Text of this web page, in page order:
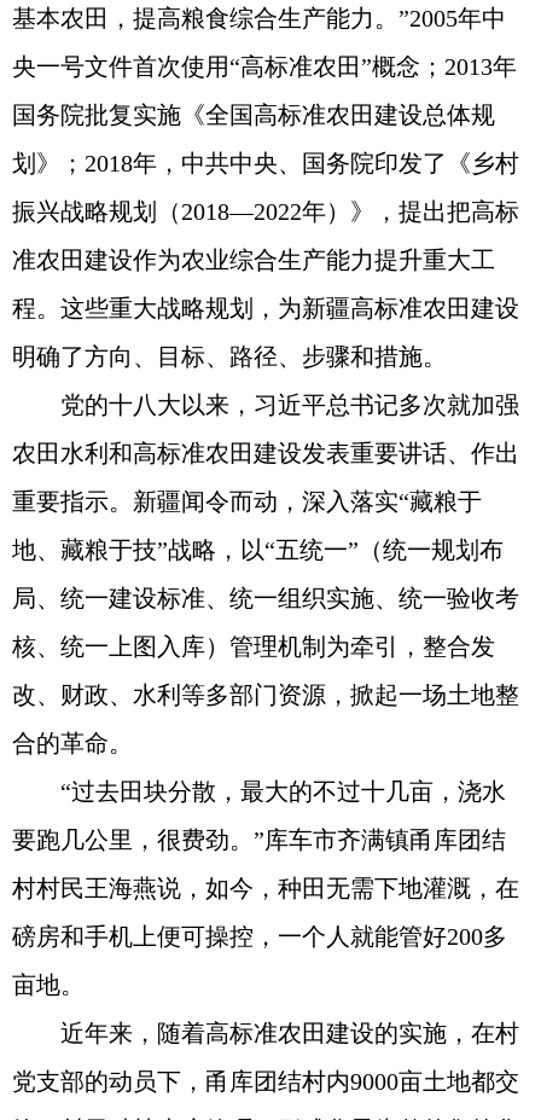
基本农田，提高粮食综合生产能力。”2005年中
央一号文件首次使用“高标准农田”概念；2013年
国务院批复实施《全国高标准农田建设总体规
划》；2018年，中共中央、国务院印发了《乡村
振兴战略规划（2018—2022年）》，提出把高标
准农田建设作为农业综合生产能力提升重大工
程。这些重大战略规划，为新疆高标准农田建设
明确了方向、目标、路径、步骤和措施。
党的十八大以来，习近平总书记多次就加强
农田水利和高标准农田建设发表重要讲话、作出
重要指示。新疆闻令而动，深入落实“藏粮于
地、藏粮于技”战略，以“五统一”（统一规划布
局、统一建设标准、统一组织实施、统一验收考
核、统一上图入库）管理机制为牵引，整合发
改、财政、水利等多部门资源，掀起一场土地整
合的革命。
“过去田块分散，最大的不过十几亩，浇水
要跑几公里，很费劲。”库车市齐满镇甬库团结
村村民王海燕说，如今，种田无需下地灌溉，在
磅房和手机上便可操控，一个人就能管好200多
亩地。
近年来，随着高标准农田建设的实施，在村
党支部的动员下，甬库团结村内9000亩土地都交